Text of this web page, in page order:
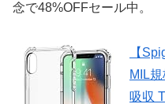
念で48%OFFセール中。
【
MIL
吸収